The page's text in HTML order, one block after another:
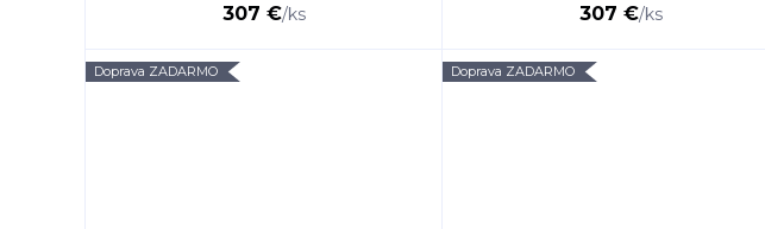
307 €/ks 307 €/ks
Doprava ZADARMO Doprava ZADARMO